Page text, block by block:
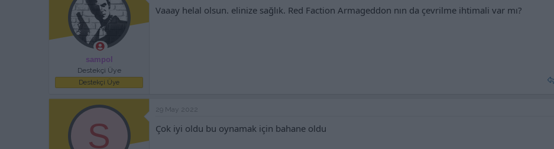
l
e
sampol
Destekçi Üye
Destekçi Üye
Vaaay helal olsun. elinize sağlık. Red Faction Armageddon nın da çevrilme ihtimali var mı?
S
29 May 2022
Çok iyi oldu bu oynamak için bahane oldu